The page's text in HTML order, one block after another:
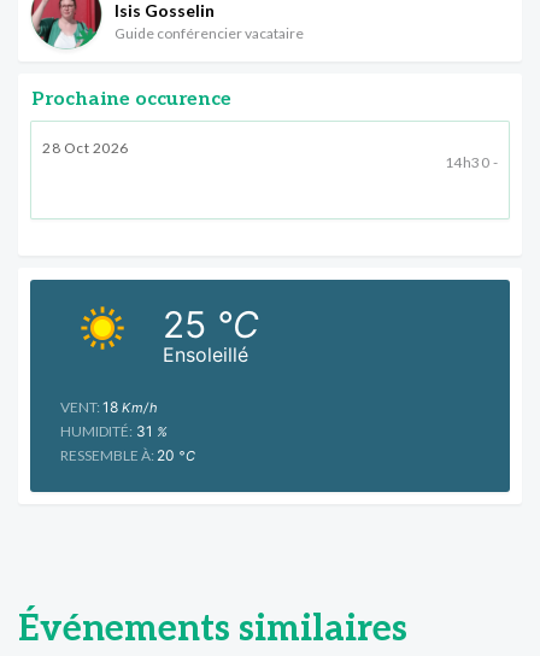
Isis Gosselin
Guide conférencier vacataire
Prochaine occurence
28 Oct 2026
14h30 -
Ensoleillé
25 °C
VENT: 18 Km/h
HUMIDITÉ: 31 %
RESSEMBLE À: 20 °C
Événements similaires